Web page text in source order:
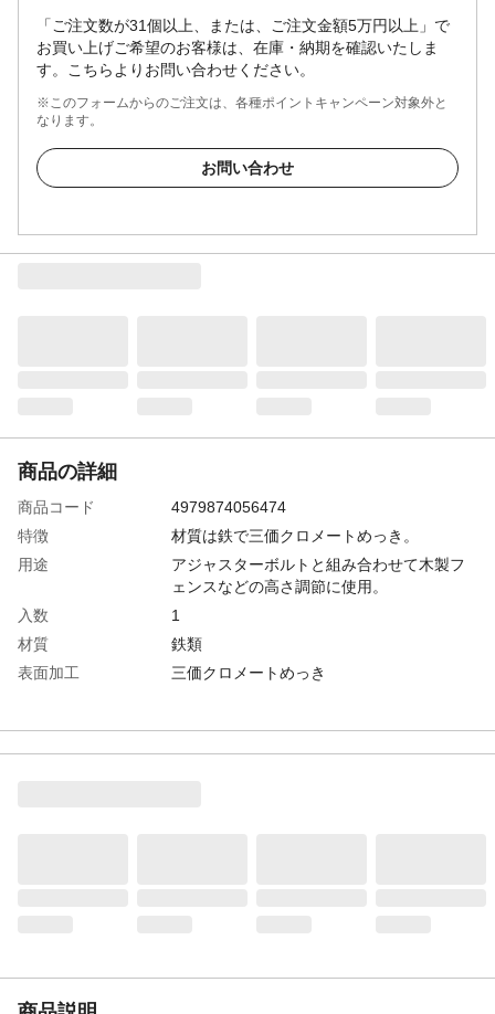
「ご注文数が31個以上、または、ご注文金額5万円以上」で
お買い上げご希望のお客様は、在庫・納期を確認いたしま
す。こちらよりお問い合わせください。
※このフォームからのご注文は、各種ポイントキャンペーン対象外と
なります。
お問い合わせ
商品の詳細
商品コード
4979874056474
特徴
材質は鉄で三価クロメートめっき。
用途
アジャスターボルトと組み合わせて木製フ
ェンスなどの高さ調節に使用。
入数
1
材質
鉄類
表面加工
三価クロメートめっき